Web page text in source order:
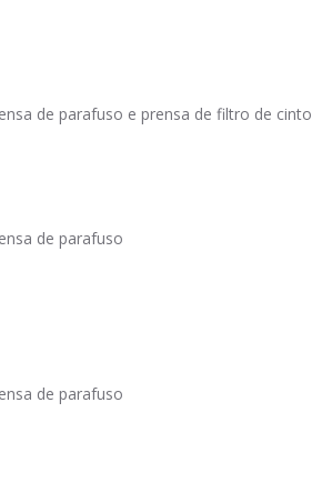
de parafuso e prensa de filtro de cinto
de parafuso
de parafuso